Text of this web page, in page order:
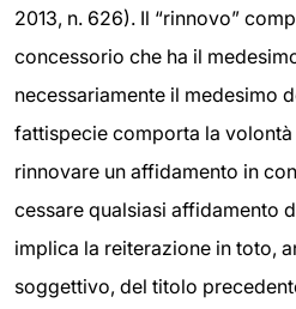
2013, n. 626). Il “rinnovo”
concessorio che ha il
necessariamente il medesimo
fattispecie comporta la
rinnovare un affidamento in
cessare qualsiasi affidamento
implica la reiterazione in toto,
soggettivo, del titolo